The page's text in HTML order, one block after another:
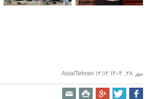
مهر ۲۸, ۱۴۰۴ ۱۲:۱۲ Asia/Tehran